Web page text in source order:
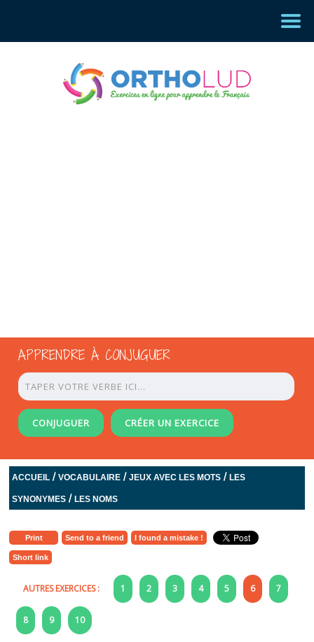
APPRENDRE À CONJUGUER
CONJUGUER CRÉER UN EXERCICE
ACCUEIL /VOCABULAIRE /JEUX AVEC LES MOTS /LES
SYNONYMES /LES NOMS
Print Send to a friend I found a mistake !
Short link
AUTRES EXERCICES : 1 2 3 4 5 6 7
8 9 10